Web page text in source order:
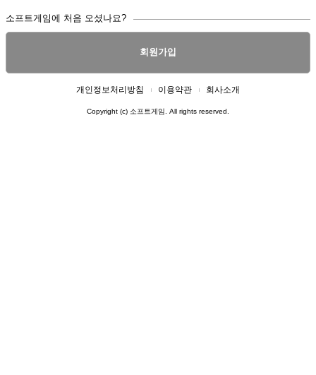
소프트게임에 처음 오셨나요?
회원가입
개인정보처리방침 이용약관 회사소개
Copyright (c) 소프트게임. All rights reserved.